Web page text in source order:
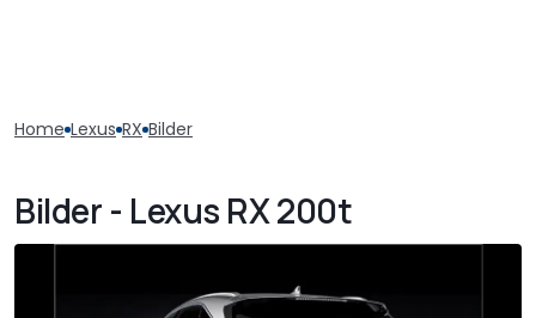
Home Lexus RX Bilder
Bilder - Lexus RX 200t